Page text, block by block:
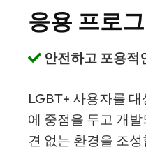
응용 프로
안전하고 포용적
LGBT+ 사용자를
에 중점을 두고 개
견 없는 환경을 조